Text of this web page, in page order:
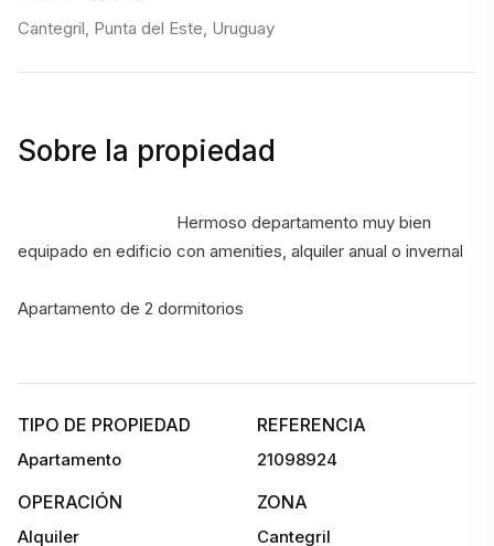
Cantegril, Punta del Este, Uruguay
Sobre la propiedad
equipado en edificio con amenities, alquiler anual o invernal
Apartamento de 2 dormitorios
TIPO DE PROPIEDAD
Apartamento
REFERENCIA
21098924
OPERACIÓN
Alquiler
ZONA
Cantegril